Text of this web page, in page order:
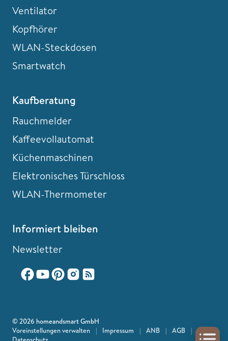
Ventilator
Kopfhörer
WLAN-Steckdosen
Smartwatch
Kaufberatung
Rauchmelder
Kaffeevollautomat
Küchenmaschinen
Elektronisches Türschloss
WLAN-Thermometer
Informiert bleiben
Newsletter
© 2026 homeandsmart GmbH
Voreinstellungen verwalten
| Impressum | ANB | AGB
|